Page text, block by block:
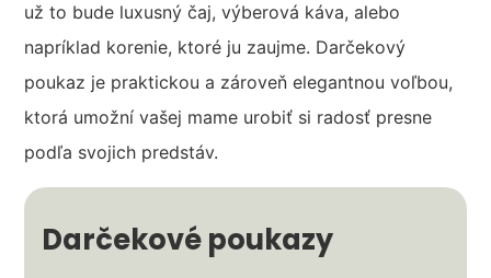
už to bude luxusný čaj, výberová káva, alebo
napríklad korenie, ktoré ju zaujme. Darčekový
poukaz je praktickou a zároveň elegantnou voľbou,
ktorá umožní vašej mame urobiť si radosť presne
podľa svojich predstáv.
Darčekové poukazy